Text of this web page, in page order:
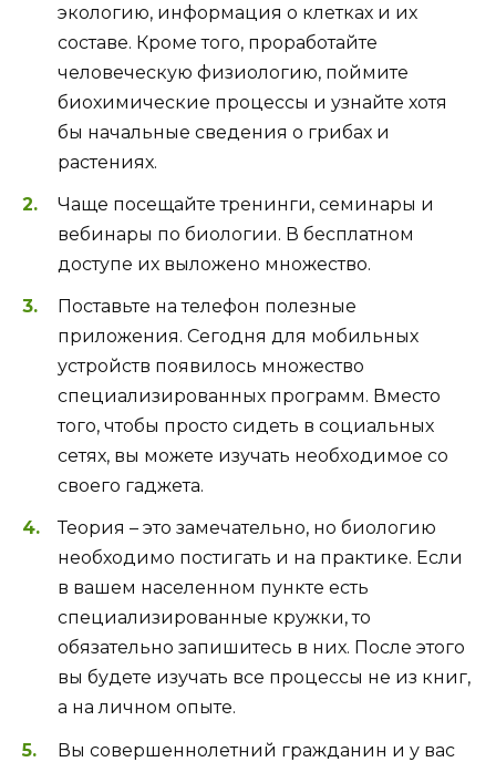
экологию, информация о клетках и их
составе. Кроме того, проработайте
человеческую физиологию, поймите
биохимические процессы и узнайте хотя
бы начальные сведения о грибах и
растениях.
Чаще посещайте тренинги, семинары и
вебинары по биологии. В бесплатном
доступе их выложено множество.
Поставьте на телефон полезные
приложения. Сегодня для мобильных
устройств появилось множество
специализированных программ. Вместо
того, чтобы просто сидеть в социальных
сетях, вы можете изучать необходимое со
своего гаджета.
Теория – это замечательно, но биологию
необходимо постигать и на практике. Если
в вашем населенном пункте есть
специализированные кружки, то
обязательно запишитесь в них. После этого
вы будете изучать все процессы не из книг,
а на личном опыте.
Вы совершеннолетний гражданин и у вас